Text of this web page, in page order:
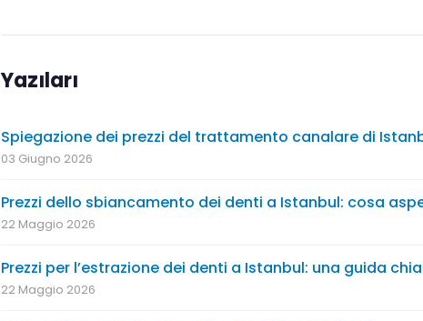
Yazıları
Spiegazione dei prezzi del trattamento canalare di
03 Giugno 2026
Prezzi dello sbiancamento dei denti a Istanbul: cosa
22 Maggio 2026
Prezzi per l’estrazione dei denti a Istanbul: una guida
22 Maggio 2026